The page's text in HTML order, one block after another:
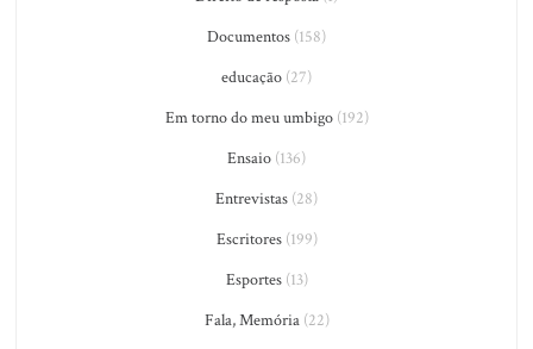
Documentos (158)
educação (27)
Em torno do meu umbigo(192)
Ensaio (136)
Entrevistas (28)
Escritores(199)
Esportes(13)
Fala, Memória(22)